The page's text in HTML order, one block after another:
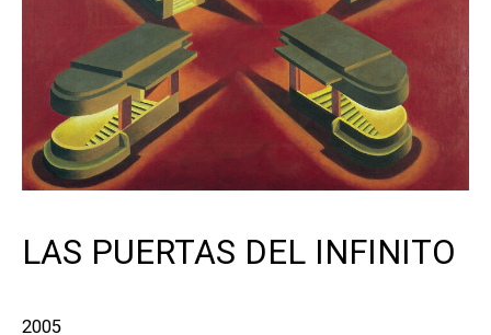
LAS PUERTAS DEL INFINITO
2005